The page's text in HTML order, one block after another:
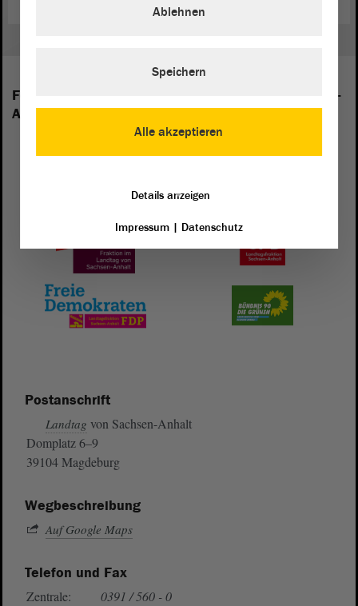
Folgende Fraktionen sind im Landtag von Sachsen-
Anhalt vertreten:
Postanschrift
Landtag von Sachsen-Anhalt
Domplatz 6–9
39104 Magdeburg
Wegbeschreibung
Auf Google Maps
Telefon und Fax
Zentrale:
0391 / 560 - 0
Alle akzeptieren
Ablehnen
Speichern
Details anzeigen
Impressum| Datenschutz